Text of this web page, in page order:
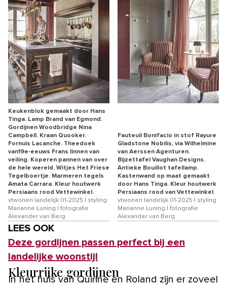
Keukenblok gemaakt door Hans
Tinga. Lamp Brand van Egmond.
Gordijnen Woodbridge Nina
Campbell. Kraan Quooker.
Fornuis Lacanche. Theedoek
van19e-eeuws Frans linnen van
veiling. Koperen pannen van over
de hele wereld. Witjes Het Friese
Tegelboertje. Marmeren tegels
Amata Carrara. Kleur houtwerk
Persiaans rood Vettewinkel.
vtwonen landelijk 01-2025 | styling
Marianne Luning | fotografie
Alexander van Berg
Fauteuil Bonifacio in stof Rayure
Gladstone Nobilis, via Wilhelmine
van Aerssen Agenturen.
Bijzettafel Vaughan Designs.
Antieke Bouillot tafellamp.
Kastenwand op maat gemaakt
door Hans Tinga. Kleur houtwerk
Persiaans rood van Vettewinkel.
vtwonen landelijk 01-2025 | styling
Marianne Luning | fotografie
Alexander van Berg
LEES OOK
Deze gordijnen passen perfect bij een
landelijke woonstijl
Kleurrijke gordijnen
In het huis van Quirine en Roland zijn er zoveel